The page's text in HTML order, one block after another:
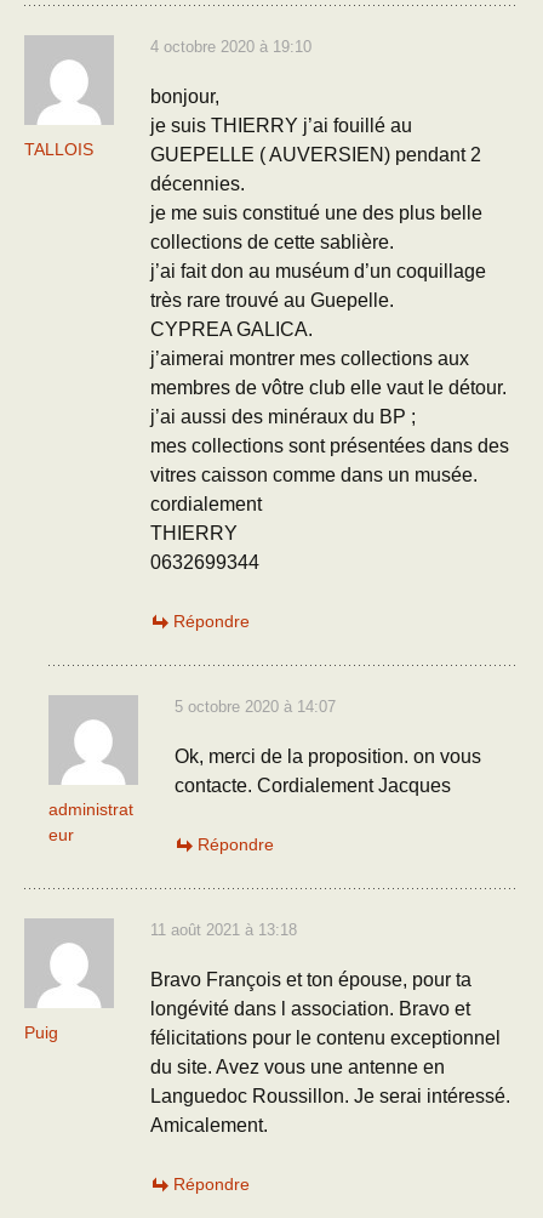
TALLOIS
4 octobre 2020 à 19:10
bonjour,
je suis THIERRY j’ai fouillé au
GUEPELLE ( AUVERSIEN) pendant 2
décennies.
je me suis constitué une des plus belle
collections de cette sablière.
j’ai fait don au muséum d’un coquillage
très rare trouvé au Guepelle.
CYPREA GALICA.
j’aimerai montrer mes collections aux
membres de vôtre club elle vaut le détour.
j’ai aussi des minéraux du BP ;
mes collections sont présentées dans des
vitres caisson comme dans un musée.
cordialement
THIERRY
0632699344
Répondre
administrat
eur
5 octobre 2020 à 14:07
Ok, merci de la proposition. on vous
contacte. Cordialement Jacques
Répondre
Puig
11 août 2021 à 13:18
Bravo François et ton épouse, pour ta
longévité dans l association. Bravo et
félicitations pour le contenu exceptionnel
du site. Avez vous une antenne en
Languedoc Roussillon. Je serai intéressé.
Amicalement.
Répondre